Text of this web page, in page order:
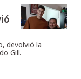
devolvió la
Gill.